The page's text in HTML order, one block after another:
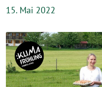
15. Mai 2022